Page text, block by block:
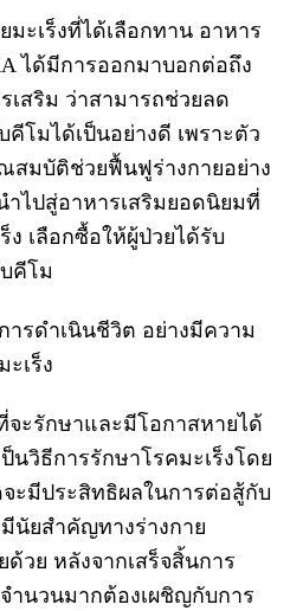
ะเร็งที่ได้เลือกทาน อาหาร
ได้มีการออกมาบอกต่อถึง
สริม ว่าสามารถช่วยลด
คีโมได้เป็นอย่างดี เพราะตัว
มบัติช่วยฟื้นฟูร่างกายอย่าง
ไปสู่อาหารเสริมยอดนิยมที่
ง เลือกซื้อให้ผู้ป่วยได้รับ
คีโม
รดำเนินชีวิต อย่างมีความ
เร็ง
จะรักษาและมีโอกาสหายได้
นวิธีการรักษาโรคมะเร็งโดย
ะมีประสิทธิผลในการต่อสู้กับ
นัยสำคัญทางร่างกาย
วย หลังจากเสร็จสิ้นการ
ำนวนมากต้องเผชิญกับการ